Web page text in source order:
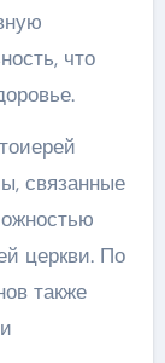
что
связанные
церкви. По
также